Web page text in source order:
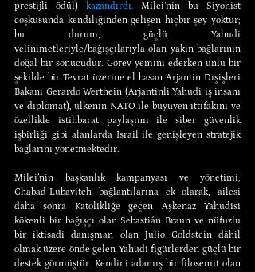
prestijli ödül) kazandırdı. Milei’nin bu Siyonist
coşkusunda kendiliğinden gelişen hiçbir şey yoktur;
bu durum, güçlü Yahudi
velinimetleriyle/bağışçılarıyla olan yakın bağlarının
doğal bir sonucudur. Görev yemini ederken ünlü bir
şekilde bir Tevrat üzerine el basan Arjantin Dışişleri
Bakanı Gerardo Werthein (Arjantinli Yahudi iş insanı
ve diplomat), ülkenin NATO ile büyüyen ittifakını ve
özellikle istihbarat paylaşımı ile siber güvenlik
işbirliği gibi alanlarda İsrail ile genişleyen stratejik
bağlarını yönetmektedir.
Milei’nin başkanlık kampanyası ve yönetimi,
Chabad-Lubavitch bağlantılarına ek olarak, ailesi
daha sonra Katolikliğe geçen Aşkenaz Yahudisi
kökenli bir bağışçı olan Sebastián Braun ve nüfuzlu
bir iktisadi danışman olan Julio Goldstein dâhil
olmak üzere önde gelen Yahudi figürlerden güçlü bir
destek görmüştür. Kendini adamış bir filosemit olan